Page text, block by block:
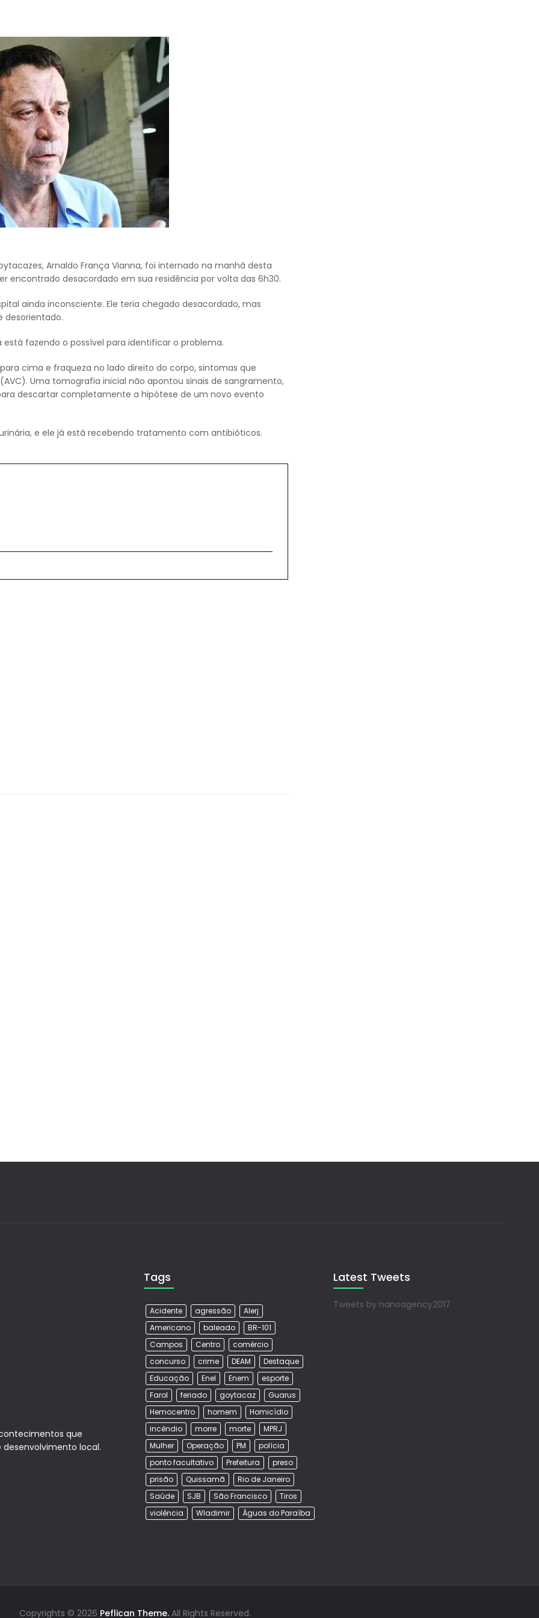
Arnaldo França Vianna, foi internado na manhã desta
encontrado desacordado em sua residência por volta das 6h30.
ainda inconsciente. Ele teria chegado desacordado, mas
desorientado.
está fazendo o possível para identificar o problema.
cima e fraqueza no lado direito do corpo, sintomas que
Uma tomografia inicial não apontou sinais de sangramento,
descartar completamente a hipótese de um novo evento
e ele já está recebendo tratamento com antibióticos.
que
local.
Tags
Acidente agressão
Alerj
Americano
baleado
BR-101
Campos
Centro
comércio
concurso
crime DEAM
Destaque
Educação
Enel Enem
esporte
Farol
feriado goytacaz
Guarus
Hemocentro
homem
Homicídio
incêndio
morre morte
MPRJ
Mulher
Operação PM
polícia
ponto facultativo
Prefeitura
preso
prisão
Quissamã
Rio de Janeiro
Saúde
SJB São Francisco
Tiros
violência
Wladimir Águas do Paraíba
Latest Tweets
Tweets by nanoagency2017
Copyrights © 2026 Peflican Theme. All Rights Reserved.